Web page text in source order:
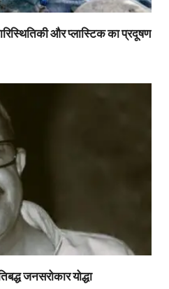
और प्लास्टिक का प्रदूषण
जनसरोकार योद्धा​